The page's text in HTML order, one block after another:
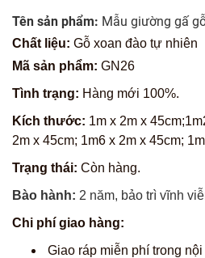
Tên sản phẩm: Mẫu giường gấ
Chất liệu: Gỗ xoan đào tự nhiên
Mã sản phẩm: GN26
Tình trạng: Hàng mới 100%.
Kích thước: 1m x 2m x 45cm;
2m x 45cm; 1m6 x 2m x 45cm;
Trạng thái: Còn hàng.
Bào hành: 2 năm, bảo trì vĩnh
Chi phí giao hàng:
Giao ráp miễn phí trong